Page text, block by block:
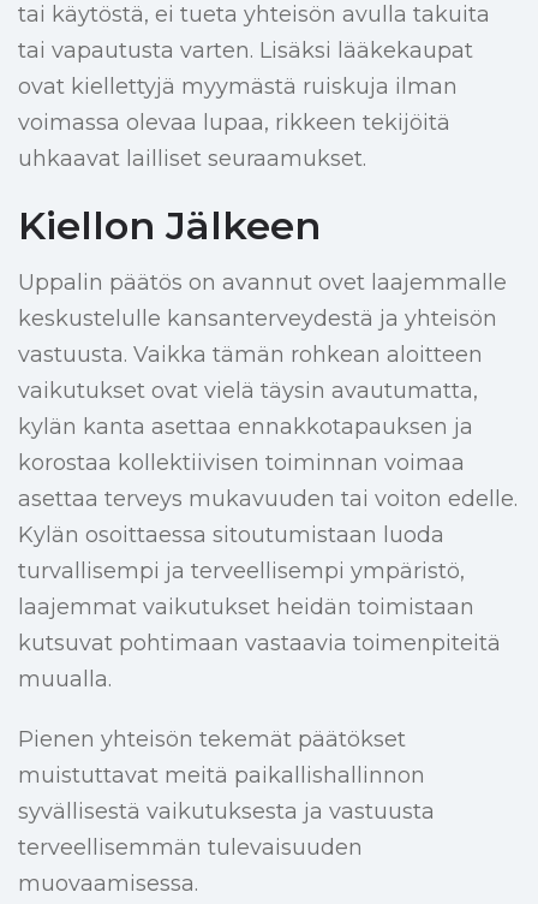
tai käytöstä, ei tueta yhteisön avulla takuita
tai vapautusta varten. Lisäksi lääkekaupat
ovat kiellettyjä myymästä ruiskuja ilman
voimassa olevaa lupaa, rikkeen tekijöitä
uhkaavat lailliset seuraamukset.
Kiellon Jälkeen
Uppalin päätös on avannut ovet laajemmalle
keskustelulle kansanterveydestä ja yhteisön
vastuusta. Vaikka tämän rohkean aloitteen
vaikutukset ovat vielä täysin avautumatta,
kylän kanta asettaa ennakkotapauksen ja
korostaa kollektiivisen toiminnan voimaa
asettaa terveys mukavuuden tai voiton edelle.
Kylän osoittaessa sitoutumistaan luoda
turvallisempi ja terveellisempi ympäristö,
laajemmat vaikutukset heidän toimistaan
kutsuvat pohtimaan vastaavia toimenpiteitä
muualla.
Pienen yhteisön tekemät päätökset
muistuttavat meitä paikallishallinnon
syvällisestä vaikutuksesta ja vastuusta
terveellisemmän tulevaisuuden
muovaamisessa.